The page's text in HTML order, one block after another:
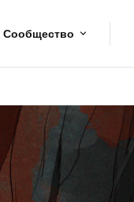
Сообщество